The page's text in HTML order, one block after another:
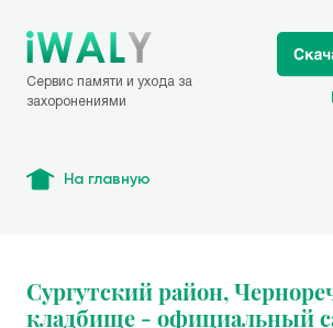
Сервис памяти и ухода за
захоронениями
На главную
Сургутский район,
кладбище - официальный